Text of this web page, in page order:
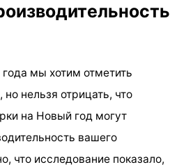
мы хотим отметить
но нельзя отрицать, что
на Новый год могут
вашего
что исследование показало,